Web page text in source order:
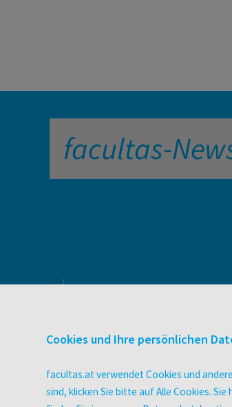
facultas-
Buchhandel
Druckerei facultas druckt.
Wissen Magazin
Cookies und Ihre persönlichen
facultas.at verwendet Cookies und
sind, klicken Sie bitte auf Alle Cookies.